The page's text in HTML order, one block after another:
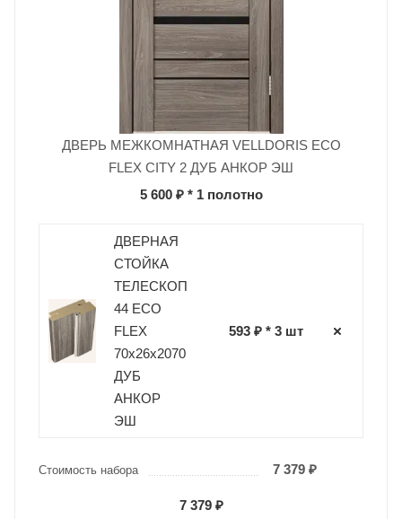
ДВЕРЬ МЕЖКОМНАТНАЯ VELLDORIS ECO
FLEX CITY 2 ДУБ АНКОР ЭШ
5 600 ₽* 1 полотно
ДВЕРНАЯ
СТОЙКА
ТЕЛЕСКОП
44 ECO
FLEX
70х26х2070
ДУБ
АНКОР
ЭШ
593 ₽ * 3 шт
Стоимость набора 7 379 ₽
7 379 ₽